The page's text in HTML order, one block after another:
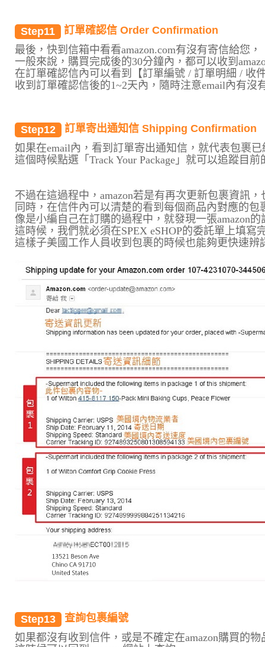
Step11
訂單確認信 Order Confirmation
最後，快到信箱中看看amazon.com有沒有寄信給您，
一般來說，購買完成後的30分鐘內，都可以收到
在訂單確認信內可以看到【訂單編號 / 訂單明細 / 收
收到訂單確認信後的1~2天內，隨時注意email內有沒
Step12
訂單寄出通知信 Shipping Confirmation
如果在email內，看到訂單寄出通知信，就代表包裹
這個時候點選「Track Your Package」就可以追蹤目
不過在這過程中，amazon若是有再次更新包裹資訊
同時，在信件內可以清楚的看到每個商品內對應的包
像是小編自己在訂購的過程中，就發現一張amazon
這時候，我們就必須在SPEX eSHOP的委託單上填寫
這樣子美國工作人員收到包裹的時候也能夠更快速辨
Step13
查詢包裹編號
如果都沒有收到信件，或是不確定在amazon購買的物